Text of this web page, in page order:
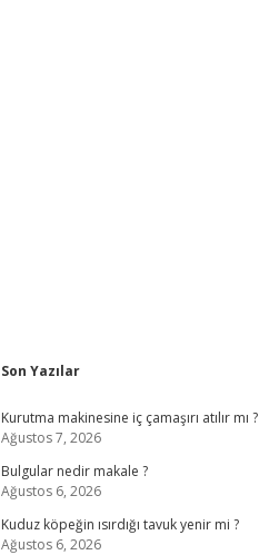
Sidebar
Son Yazılar
Kurutma makinesine iç çamaşırı atılır mı ?
Ağustos 7, 2026
Bulgular nedir makale ?
Ağustos 6, 2026
Kuduz köpeğin ısırdığı tavuk yenir mi ?
Ağustos 6, 2026